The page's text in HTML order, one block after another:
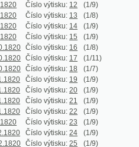
Číslo výtisku: 15
(1/9)
Číslo výtisku: 16
(1/8)
Číslo výtisku: 17 (1/11)
Číslo výtisku: 18
(1/7)
Číslo výtisku: 19 (1/9)
Číslo výtisku: 20
Číslo výtisku: 21
(1/9)
Číslo výtisku: 22 (1/9)
Číslo výtisku: 23
(1/9)
Číslo výtisku: 24 (1/9)
Číslo výtisku: 25
(1/9)
Číslo výtisku: 26 (1/9)